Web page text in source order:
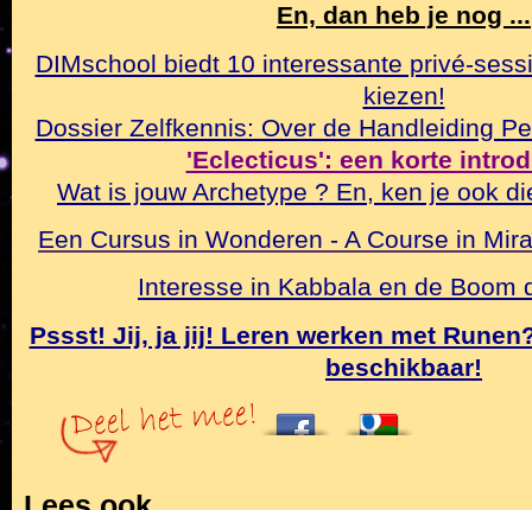
En, dan heb je nog ...
DIMschool biedt 10 interessante privé-
kiezen!
Dossier Zelfkennis: Over de Handleiding
'Eclecticus': een korte
Wat is jouw Archetype ? En, ken je ook
Een Cursus in Wonderen - A Course in
Interesse in Kabbala en de Boom
Pssst! Jij, ja jij! Leren werken met
beschikbaar!